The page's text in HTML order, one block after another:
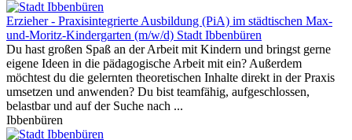
Erzieher - Praxisintegrierte Ausbildung (PiA) im städtischen Max-
und-Moritz-Kindergarten (m/w/d) Stadt Ibbenbüren
Du hast großen Spaß an der Arbeit mit Kindern und bringst gerne
eigene Ideen in die pädagogische Arbeit mit ein? Außerdem
möchtest du die gelernten theoretischen Inhalte direkt in der Praxis
umsetzen und anwenden? Du bist teamfähig, aufgeschlossen,
belastbar und auf der Suche nach ...
Ibbenbüren